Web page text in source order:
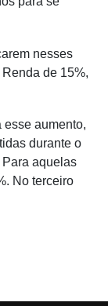
nesses
de 15%,
esse aumento,
durante o
aquelas
No terceiro